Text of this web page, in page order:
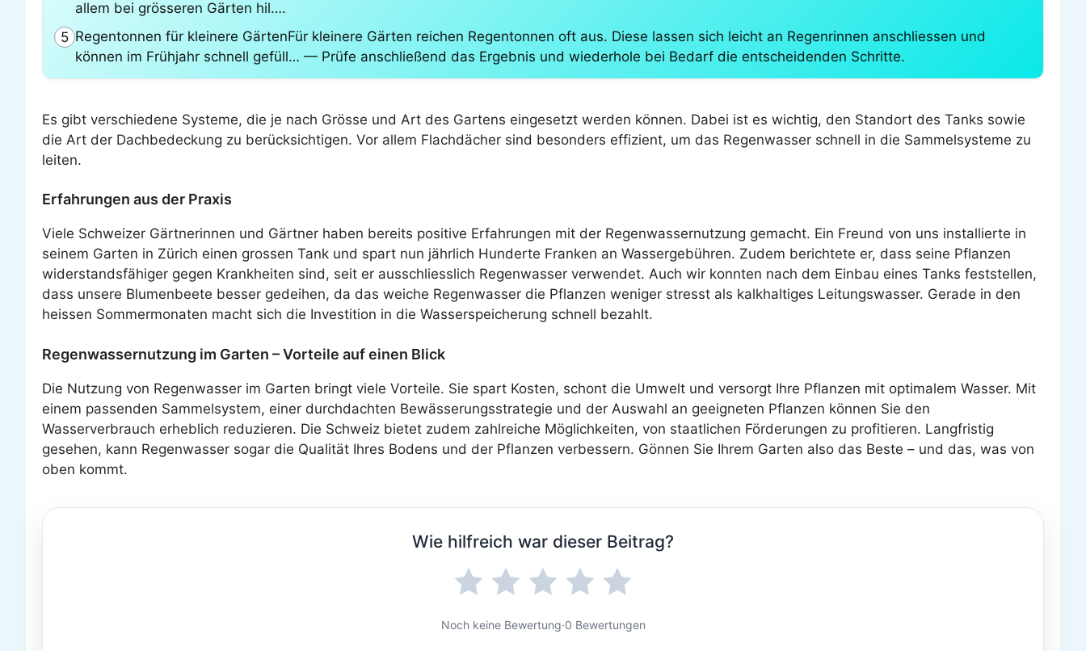
allem bei grösseren Gärten hil….
5 Regentonnen für kleinere GärtenFür kleinere Gärten reichen Regentonnen oft aus. Diese lassen sich leicht an Regenrinnen anschliessen und
können im Frühjahr schnell gefüll… — Prüfe anschließend das Ergebnis und wiederhole bei Bedarf die entscheidenden Schritte.
Es gibt verschiedene Systeme, die je nach Grösse und Art des Gartens eingesetzt werden können. Dabei ist es wichtig, den Standort des Tanks sowie
die Art der Dachbedeckung zu berücksichtigen. Vor allem Flachdächer sind besonders effizient, um das Regenwasser schnell in die Sammelsysteme zu
leiten.
Erfahrungen aus der Praxis
Viele Schweizer Gärtnerinnen und Gärtner haben bereits positive Erfahrungen mit der Regenwassernutzung gemacht. Ein Freund von uns installierte in
seinem Garten in Zürich einen grossen Tank und spart nun jährlich Hunderte Franken an Wassergebühren. Zudem berichtete er, dass seine Pflanzen
widerstandsfähiger gegen Krankheiten sind, seit er ausschliesslich Regenwasser verwendet. Auch wir konnten nach dem Einbau eines Tanks feststellen,
dass unsere Blumenbeete besser gedeihen, da das weiche Regenwasser die Pflanzen weniger stresst als kalkhaltiges Leitungswasser. Gerade in den
heissen Sommermonaten macht sich die Investition in die Wasserspeicherung schnell bezahlt.
Regenwassernutzung im Garten – Vorteile auf einen Blick
Die Nutzung von Regenwasser im Garten bringt viele Vorteile. Sie spart Kosten, schont die Umwelt und versorgt Ihre Pflanzen mit optimalem Wasser. Mit
einem passenden Sammelsystem, einer durchdachten Bewässerungsstrategie und der Auswahl an geeigneten Pflanzen können Sie den
Wasserverbrauch erheblich reduzieren. Die Schweiz bietet zudem zahlreiche Möglichkeiten, von staatlichen Förderungen zu profitieren. Langfristig
gesehen, kann Regenwasser sogar die Qualität Ihres Bodens und der Pflanzen verbessern. Gönnen Sie Ihrem Garten also das Beste – und das, was von
oben kommt.
Wie hilfreich war dieser Beitrag?
Noch keine Bewertung·0 Bewertungen